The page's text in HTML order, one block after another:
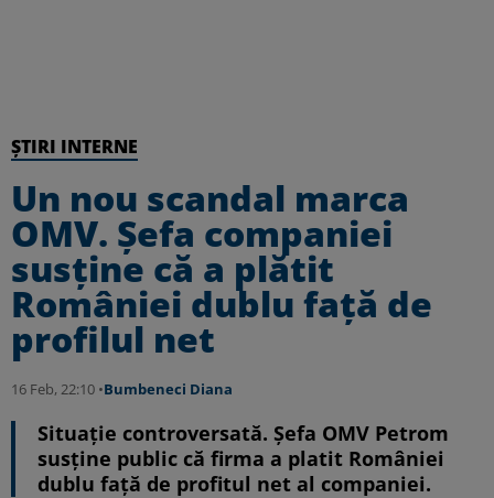
ȘTIRI INTERNE
Un nou scandal marca
OMV. Șefa companiei
susține că a plătit
României dublu față de
profilul net
16 Feb, 22:10 •Bumbeneci Diana
Situație controversată. Șefa OMV Petrom
susține public că firma a platit României
dublu față de profitul net al companiei.